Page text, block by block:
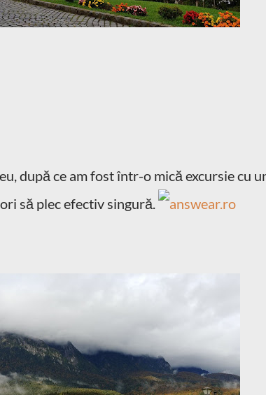
după ce am fost într-o mică excursie cu
să plec efectiv singură.